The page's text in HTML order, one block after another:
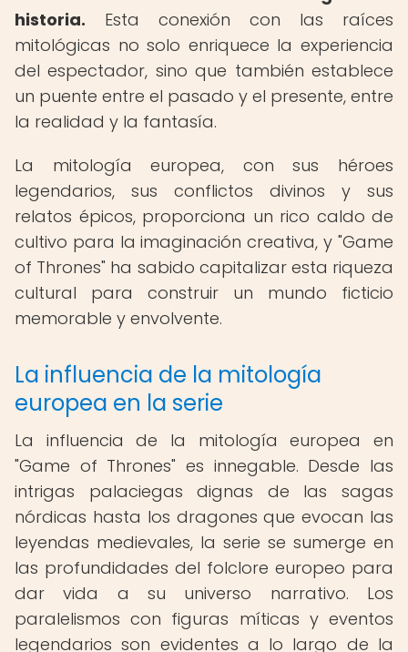
historia. Esta conexión con las raíces
mitológicas no solo enriquece la experiencia
del espectador, sino que también establece
un puente entre el pasado y el presente, entre
la realidad y la fantasía.
La mitología europea, con sus héroes
legendarios, sus conflictos divinos y sus
relatos épicos, proporciona un rico caldo de
cultivo para la imaginación creativa, y "Game
of Thrones" ha sabido capitalizar esta riqueza
cultural para construir un mundo ficticio
memorable y envolvente.
La influencia de la mitología
europea en la serie
La influencia de la mitología europea en
"Game of Thrones" es innegable. Desde las
intrigas palaciegas dignas de las sagas
nórdicas hasta los dragones que evocan las
leyendas medievales, la serie se sumerge en
las profundidades del folclore europeo para
dar vida a su universo narrativo. Los
paralelismos con figuras míticas y eventos
legendarios son evidentes a lo largo de la